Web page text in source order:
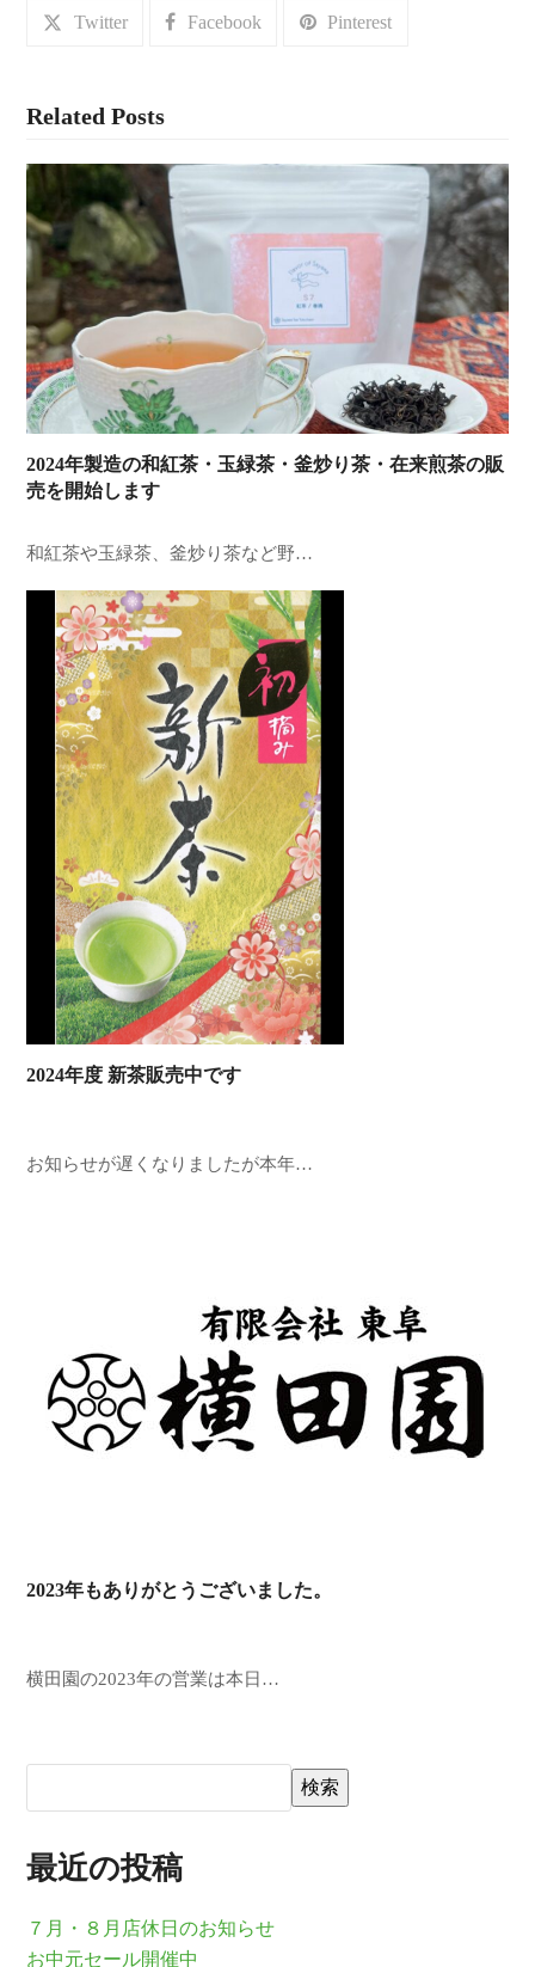
Twitter Facebook Pinterest
Related Posts
2024年製造の和紅茶・玉緑茶・釜炒り茶・在来煎茶の販
売を開始します
和紅茶や玉緑茶、釜炒り茶など野…
2024年度 新茶販売中です
お知らせが遅くなりましたが本年…
2023年もありがとうございました。
横田園の2023年の営業は本日…
検索
最近の投稿
７月・８月店休日のお知らせ
お中元セール開催中